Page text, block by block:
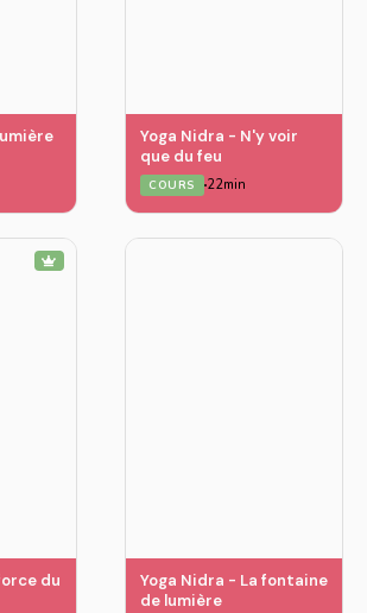
Yoga Nidra - N'y voir
que du feu
COURS 22min
du
Yoga Nidra - La fontaine
de lumière